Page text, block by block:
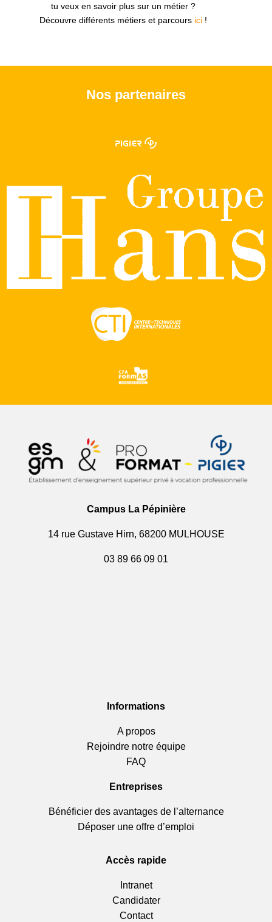
tu veux en savoir plus sur un métier ?
Découvre différents métiers et parcours ici!
Nos partenaires
Campus La Pépinière
14 rue Gustave Hirn, 68200 MULHOUSE
03 89 66 09 01
Informations
A propos
Rejoindre notre équipe
FAQ
Entreprises
Bénéficier des avantages de l’alternance
Déposer une offre d’emploi
Accès rapide
Intranet
Candidater
Contact